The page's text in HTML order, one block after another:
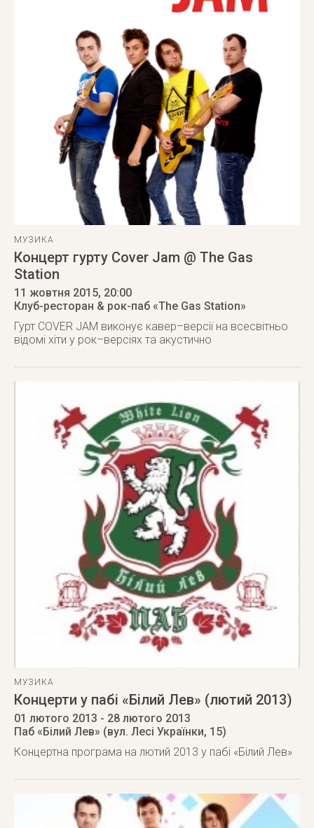
МУЗИКА
Концерт гурту Cover Jam @ The Gas
Station
11 жовтня 2015, 20:00
Клуб-ресторан & рок-паб «The Gas Station»
Гурт COVER JAM виконує кавер–версії на всесвітньо
відомі хіти у рок–версіях та акустично
МУЗИКА
Концерти у пабі «Білий Лев» (лютий 2013)
01 лютого 2013 - 28 лютого 2013
Паб «Білий Лев» (вул. Лесі Українки, 15)
Концертна програма на лютий 2013 у пабі «Білий Лев»